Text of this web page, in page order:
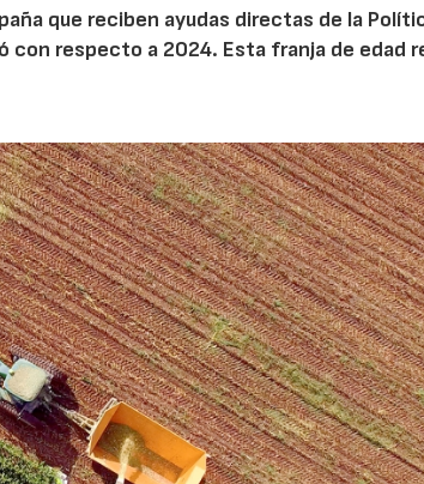
que reciben ayudas directas de la
con respecto a 2024. Esta franja de edad